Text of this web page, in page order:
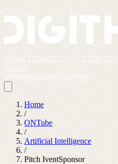
Home
/
ONTube
/
Artificial Intelligence
/
Pitch IventSponsor